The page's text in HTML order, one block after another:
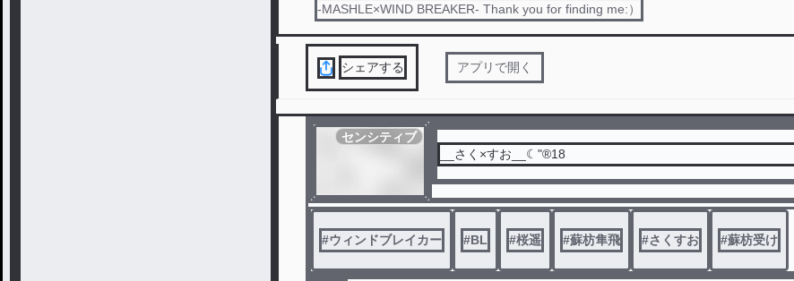
-MASHLE×WIND BREAKER- Thank you for finding me:）
シェアする アプリで開く
センシティブ
__さく×すお__☾"®18
#ウィンドブレイカー #BL #桜遥 #蘇枋隼飛 #さくすお #蘇枋受け